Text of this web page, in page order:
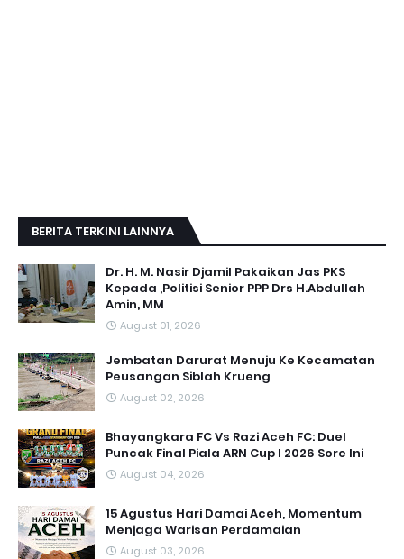
BERITA TERKINI LAINNYA
Dr. H. M. Nasir Djamil Pakaikan Jas PKS
Kepada ,Politisi Senior PPP Drs H.Abdullah
Amin, MM
August 01, 2026
Jembatan Darurat Menuju Ke Kecamatan
Peusangan Siblah Krueng
August 02, 2026
Bhayangkara FC Vs Razi Aceh FC: Duel
Puncak Final Piala ARN Cup I 2026 Sore Ini
August 04, 2026
15 Agustus Hari Damai Aceh, Momentum
Menjaga Warisan Perdamaian
August 03, 2026